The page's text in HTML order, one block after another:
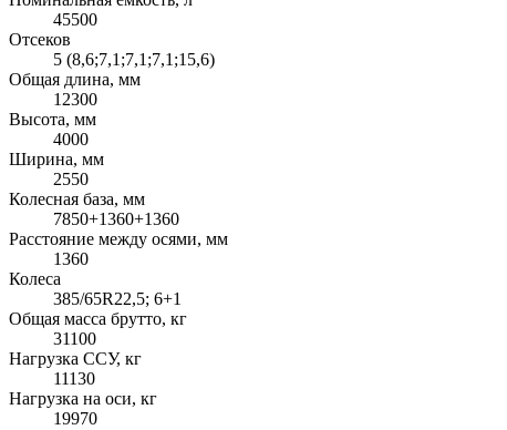
45500
Отсеков
5 (8,6;7,1;7,1;7,1;15,6)
Общая длина, мм
12300
Высота, мм
4000
Ширина, мм
2550
Колесная база, мм
7850+1360+1360
Расстояние между осями, мм
1360
Колеса
385/65R22,5; 6+1
Общая масса брутто, кг
31100
Нагрузка ССУ, кг
11130
Нагрузка на оси, кг
19970